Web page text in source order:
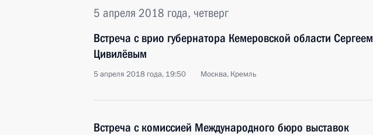
5 апреля 2018 года, четверг
Встреча с врио губернатора Кемеровской области Сергеем
Цивилёвым
5 апреля 2018 года, 19:50 Москва, Кремль
Встреча с комиссией Международного бюро выставок